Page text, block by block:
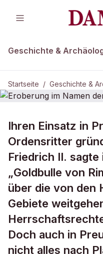
Geschichte &
Startseite / Geschichte &
DAMALS Plus
Eroberung im
Ihren Einsatz in
Ordensritter
Friedrich II. sagte
„Goldbulle von
über die von den
Gebiete
Doch auch in
nicht alles nach